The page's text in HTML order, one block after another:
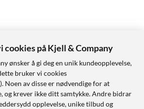
cookies på Kjell & Company
ønsker å gi deg en unik kundeopplevelse,
bruker vi cookies
Noen av disse er nødvendige for at
og krever ikke ditt samtykke. Andre bidrar
opplevelse, unike tilbud og